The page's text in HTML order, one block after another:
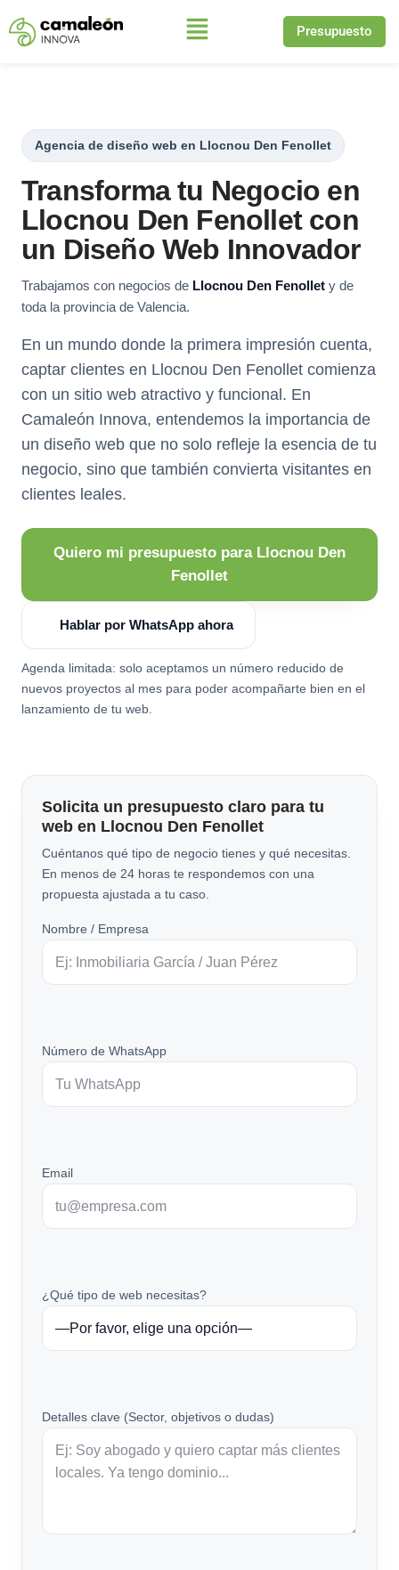
Saltar
Presupuesto
Agencia de diseño web en Llocnou Den Fenollet
Transforma tu Negocio en
Llocnou Den Fenollet con
un Diseño Web Innovador
Trabajamos con negocios de Llocnou Den Fenollet y de
toda la provincia de Valencia.
En un mundo donde la primera impresión cuenta,
captar clientes en Llocnou Den Fenollet comienza
con un sitio web atractivo y funcional. En
Camaleón Innova, entendemos la importancia de
un diseño web que no solo refleje la esencia de tu
negocio, sino que también convierta visitantes en
clientes leales.
Quiero mi presupuesto para Llocnou Den
Fenollet
Hablar por WhatsApp ahora
Agenda limitada: solo aceptamos un número reducido de
nuevos proyectos al mes para poder acompañarte bien en el
lanzamiento de tu web.
Solicita un presupuesto claro para tu
web en Llocnou Den Fenollet
Cuéntanos qué tipo de negocio tienes y qué necesitas.
En menos de 24 horas te respondemos con una
propuesta ajustada a tu caso.
Nombre / Empresa
Número de WhatsApp
Email
¿Qué tipo de web necesitas?
Detalles clave (Sector, objetivos o dudas)